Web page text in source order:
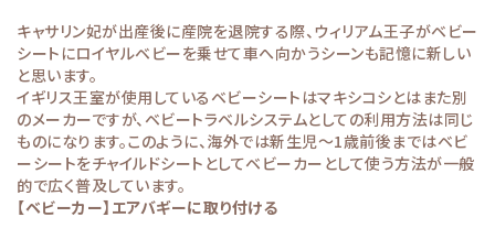
キャサリン妃が出産後に産院を退院する際、ウィリアム王子がベビー
シートにロイヤルベビーを乗せて車へ向かうシーンも記憶に新しい
と思います。
イギリス王室が使用しているベビーシートはマキシコシとはまた別
のメーカーですが、ベビートラベルシステムとしての利用方法は同じ
ものになります。このように、海外では新生児～1歳前後まではベビ
ーシートをチャイルドシートとしてベビーカーとして使う方法が一般
的で広く普及しています。
【ベビーカー】エアバギーに取り付ける